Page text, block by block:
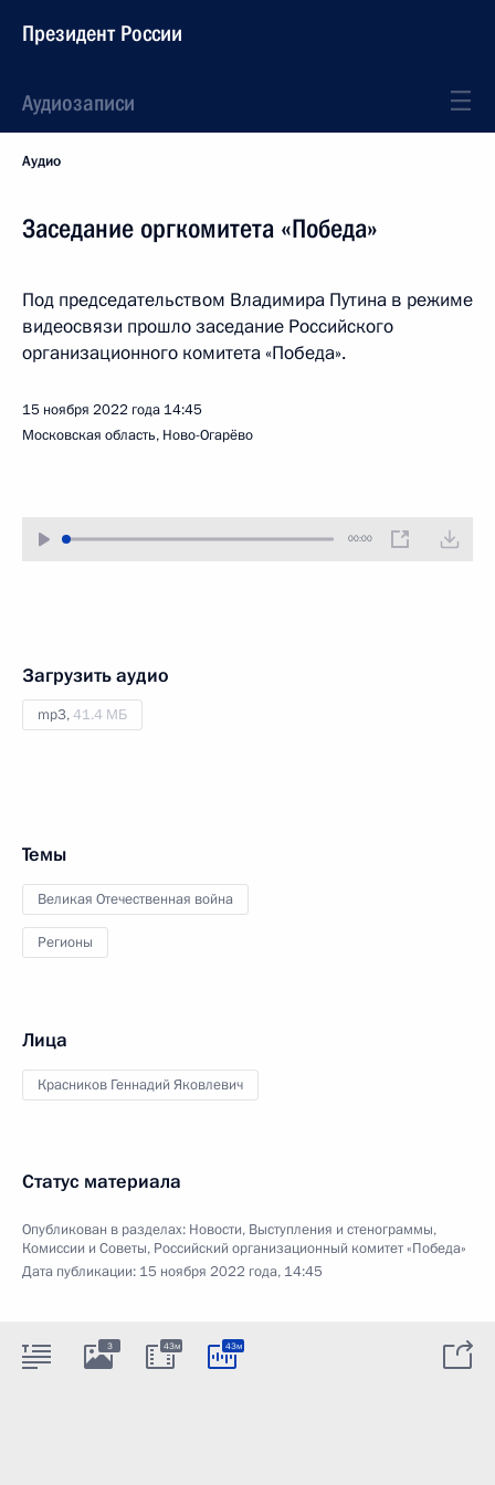
Президент России
Аудиозаписи
Аудио
Заседание оргкомитета «Победа»
Под председательством Владимира Путина в режиме
видеосвязи прошло заседание Российского
организационного комитета «Победа».
15 ноября 2022 года 14:45
Московская область, Ново-Огарёво
00:00
Загрузить аудио
mp3,41.4 МБ
Темы
Великая Отечественная война
Регионы
Лица
Красников Геннадий Яковлевич
Статус материала
Опубликован в разделах: Новости, Выступления и стенограммы,
Комиссии и Советы, Российский организационный комитет «Победа»
Дата публикации: 15 ноября 2022 года, 14:45
3 43м 43м